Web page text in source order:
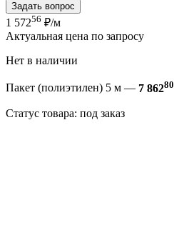
Задать вопрос
1 57256 ₽/м
Актуальная цена по запросу
Нет в наличии
Пакет (полиэтилен) 5 м — 7 86280
Статус товара: под заказ